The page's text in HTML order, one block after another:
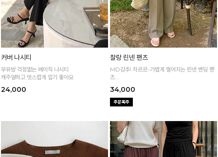
커버 나시티
부유방 걱정없는 베이직 나시티
캐주얼하고 멋스럽게 입기 좋아요
24,000
찰랑 린넨 팬츠
MD강추! 차르르-가볍게 떨어지는 린넨 밴딩 팬
츠
34,000